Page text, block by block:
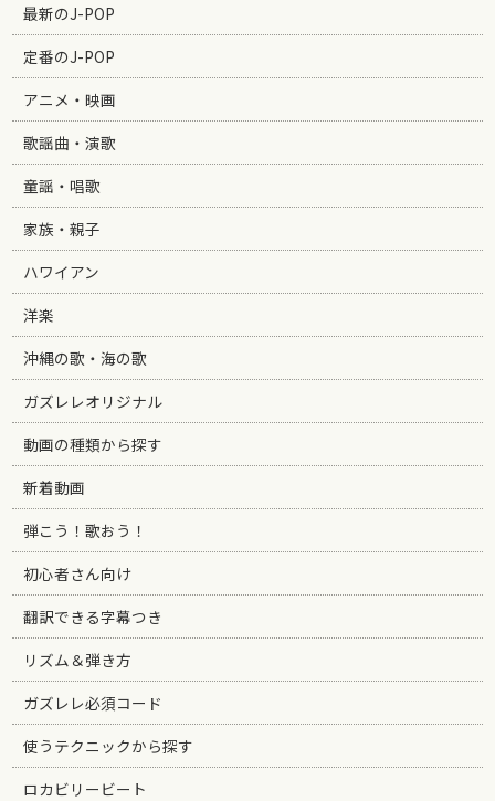
最新のJ-POP
定番のJ-POP
アニメ・映画
歌謡曲・演歌
童謡・唱歌
家族・親子
ハワイアン
洋楽
沖縄の歌・海の歌
ガズレレオリジナル
動画の種類から探す
新着動画
弾こう！歌おう！
初心者さん向け
翻訳できる字幕つき
リズム＆弾き方
ガズレレ必須コード
使うテクニックから探す
ロカビリービート